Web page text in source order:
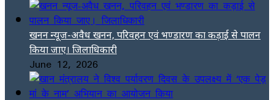
खनन न्यूज-अवैध खनन, परिवहन एवं भण्डारण का कड़ाई से पालन
किया जाए। जिलाधिकारी
June 12, 2026